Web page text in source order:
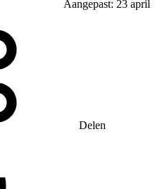
Aangepast: 23 april
Delen